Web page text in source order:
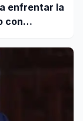
enfrentar la
con